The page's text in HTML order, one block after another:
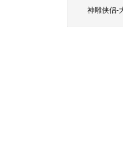
神雕侠侣-